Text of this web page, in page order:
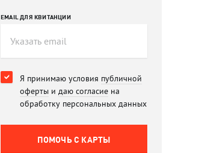
EMAIL ДЛЯ КВИТАНЦИИ
Я принимаю условия публичной
оферты и даю согласие на
обработку персональных данных
ПОМОЧЬ C КАРТЫ